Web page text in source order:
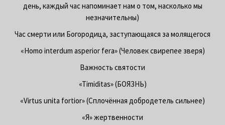
день, каждый час напоминает нам о том, насколько мы
незначительны)
Час смерти или Богородица, заступающаяся за молящегося
«Homo interdum asperior fera» (Человек свирепее зверя)
Важность святости
«Timiditas» (БОЯЗНЬ)
«Virtus unita fortior» (Сплочённая добродетель сильнее)
«Я» жертвенности